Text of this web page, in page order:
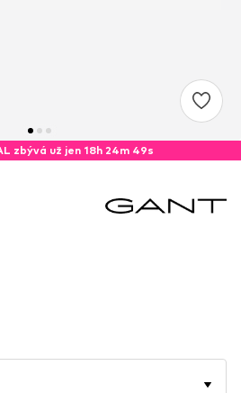
zbývá už jen 18h 24m 49s